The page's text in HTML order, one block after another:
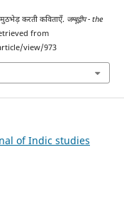
करती कविताएँ. जम्बूद्वीप - the
from
view/973
of Indic studies